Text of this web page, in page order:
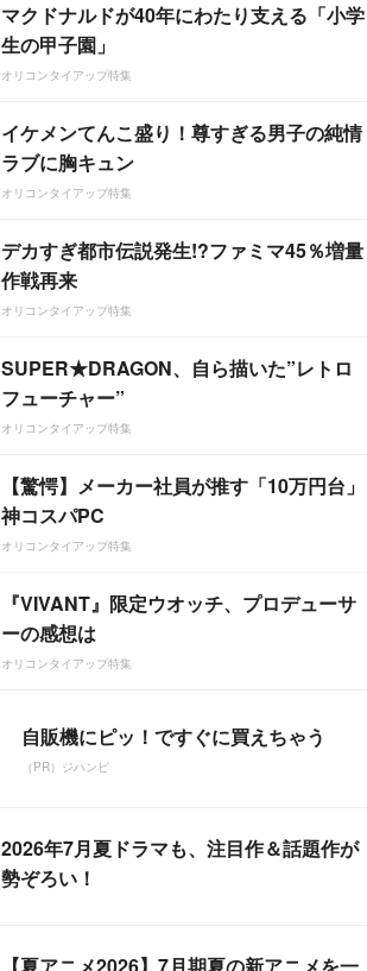
マクドナルドが40年にわたり支える「小学
生の甲子園」
オリコンタイアップ特集
イケメンてんこ盛り！尊すぎる男子の純情
ラブに胸キュン
オリコンタイアップ特集
デカすぎ都市伝説発生!?ファミマ45％増量
作戦再来
オリコンタイアップ特集
SUPER★DRAGON、自ら描いた”レトロ
フューチャー”
オリコンタイアップ特集
【驚愕】メーカー社員が推す「10万円台」
神コスパPC
オリコンタイアップ特集
『VIVANT』限定ウオッチ、プロデューサ
ーの感想は
オリコンタイアップ特集
自販機にピッ！ですぐに買えちゃう
（PR）ジハンピ
2026年7月夏ドラマも、注目作＆話題作が
勢ぞろい！